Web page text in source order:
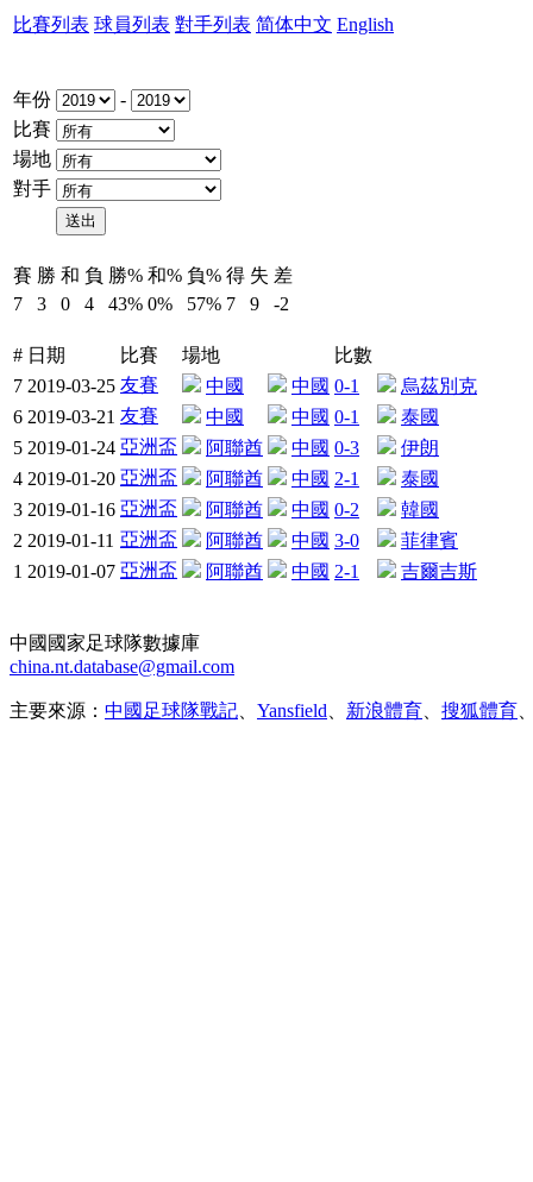
比賽列表 球員列表 對手列表 简体中文 English
年份
-
比賽
場地
對手
賽 勝 和 負 勝% 和% 負% 得 失 差
7
3 0 4 43% 0% 57% 7 9 -2
# 日期 比賽 場地
比數
7 2019-03-25 友賽 中國 中國 0-1
烏茲別克
6 2019-03-21 友賽 中國 中國 0-1
泰國
5 2019-01-24 亞洲盃 阿聯酋 中國 0-3
伊朗
4 2019-01-20 亞洲盃 阿聯酋 中國 2-1
泰國
3 2019-01-16 亞洲盃 阿聯酋 中國 0-2
韓國
2 2019-01-11 亞洲盃 阿聯酋 中國 3-0
菲律賓
1 2019-01-07 亞洲盃 阿聯酋 中國 2-1 吉爾吉斯
中國國家足球隊數據庫
china.nt.database@gmail.com
主要來源： 中國足球隊戰記 Yansfield 新浪體育 搜狐體育